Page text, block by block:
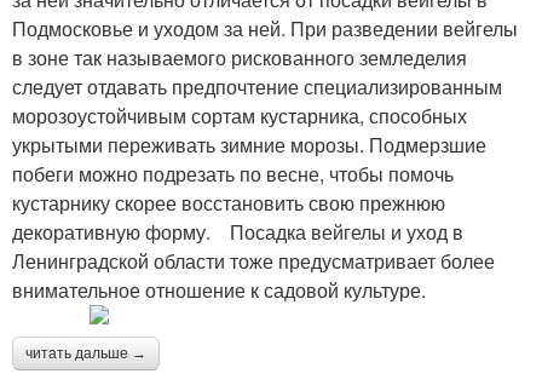
Подмосковье и уходом за ней. При разведении вейгелы
в зоне так называемого рискованного земледелия
следует отдавать предпочтение специализированным
морозоустойчивым сортам кустарника, способных
укрытыми переживать зимние морозы. Подмерзшие
побеги можно подрезать по весне, чтобы помочь
кустарнику скорее восстановить свою прежнюю
декоративную форму. Посадка вейгелы и уход в
Ленинградской области тоже предусматривает более
внимательное отношение к садовой культуре.
читать дальше →